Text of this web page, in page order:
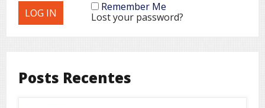
Remember Me
Lost your password?
Posts Recentes